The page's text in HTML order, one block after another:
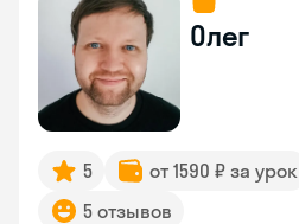
Олег
5 от 1590 ₽ за урок
5 отзывов